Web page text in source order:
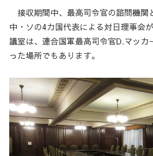
接収期間中、最高司令官の諮問機関
中・ソの4カ国代表による対日理事会
議室は、連合国軍最高司令官D.マッカ
った場所でもあります。